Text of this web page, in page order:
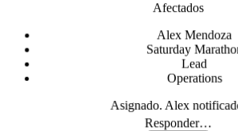
Afectados
Alex Mendoza
Saturday
Lead
Operations
Asignado. Alex
Responder…